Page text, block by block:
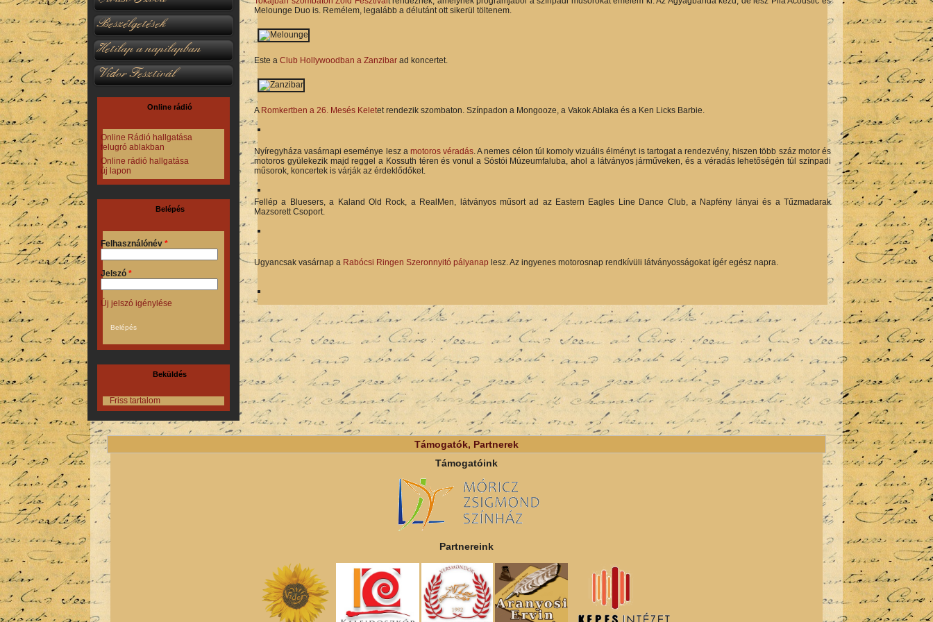
Beszélgetések
Hetilap a napilapban
Vidor Fesztivál
Online rádió
Online Rádió hallgatása
felugró ablakban
Online rádió hallgatása
új lapon
Belépés
Felhasználónév *
Jelszó *
Új jelszó igénylése
Beküldés
Friss tartalom
Melounge Duo is. Remélem, legalább a délutánt ott sikerül töltenem.
Este a Club Hollywoodban a Zanzibar ad koncertet.
A Romkertben a 26. Mesés Keletet rendezik szombaton. Színpadon a Mongooze, a Vakok Ablaka és a Ken Licks Barbie.
Nyíregyháza vasárnapi eseménye lesz a motoros véradás. A nemes célon túl komoly vizuális élményt is tartogat a rendezvény, hiszen több száz motor és
motoros gyülekezik majd reggel a Kossuth téren és vonul a Sóstói Múzeumfaluba, ahol a látványos járműveken, és a véradás lehetőségén túl színpadi
műsorok, koncertek is várják az érdeklődőket.
Fellép a Bluesers, a Kaland Old Rock, a RealMen, látványos műsort ad az Eastern Eagles Line Dance Club, a Napfény lányai és a Tűzmadarak
Mazsorett Csoport.
Ugyancsak vasárnap a Rabócsi Ringen Szeronnyitó pályanap lesz. Az ingyenes motorosnap rendkívüli látványosságokat ígér egész napra.
Támogatók, Partnerek
Támogatóink
Partnereink